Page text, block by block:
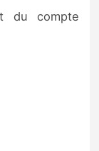
du compte